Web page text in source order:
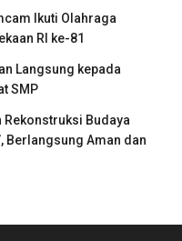
Ikuti Olahraga
RI ke-81
Langsung kepada
SMP
Budaya
Berlangsung Aman dan